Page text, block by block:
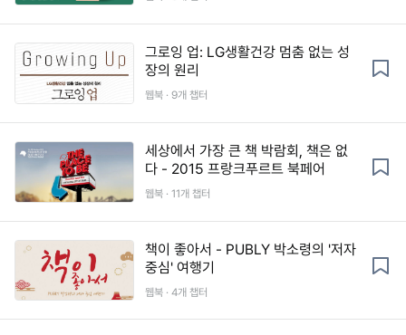
그로잉 업: LG생활건강 멈춤 없는 성
장의 원리
웹북 · 9개 챕터
세상에서 가장 큰 책 박람회, 책은 없
다 - 2015 프랑크푸르트 북페어
웹북 · 11개 챕터
책이 좋아서 - PUBLY 박소령의 '저자
중심' 여행기
웹북 · 4개 챕터